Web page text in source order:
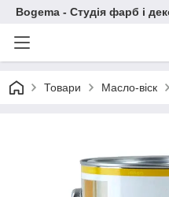
Bogema - Студія фарб і
Товари Масло-віск